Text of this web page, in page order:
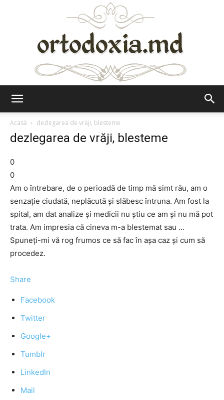
Acasă
dezlegarea de vrăji, blesteme
dezlegarea de vrăji, blesteme
0
0
Am o întrebare, de o perioadă de timp mă simt rău, am o
senzaţie ciudată, neplăcută şi slăbesc întruna. Am fost la
spital, am dat analize şi medicii nu ştiu ce am şi nu mă pot
trata. Am impresia că cineva m-a blestemat sau …
Spuneţi-mi vă rog frumos ce să fac în aşa caz şi cum să
procedez.
Share
Facebook
Twitter
Google+
Tumblr
LinkedIn
Mail